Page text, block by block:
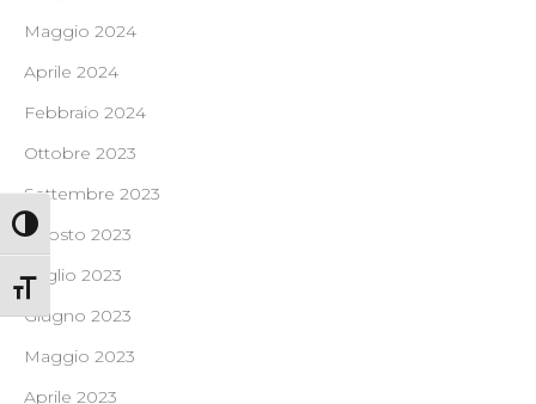
Attiva/disattiva alto contrasto
Attiva/disattiva dimensione testo
Maggio 2024
Aprile 2024
Febbraio 2024
Ottobre 2023
Settembre 2023
Agosto 2023
Luglio 2023
Giugno 2023
Maggio 2023
Aprile 2023